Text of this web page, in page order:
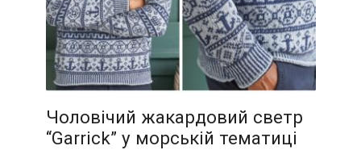
Чоловічий жакардовий светр
“Garrick” у морській тематиці